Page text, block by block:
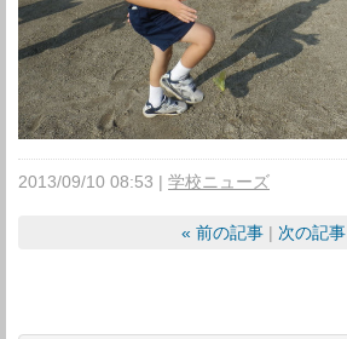
2013/09/10 08:53 学校ニューズ
« 前の記事 次の記事